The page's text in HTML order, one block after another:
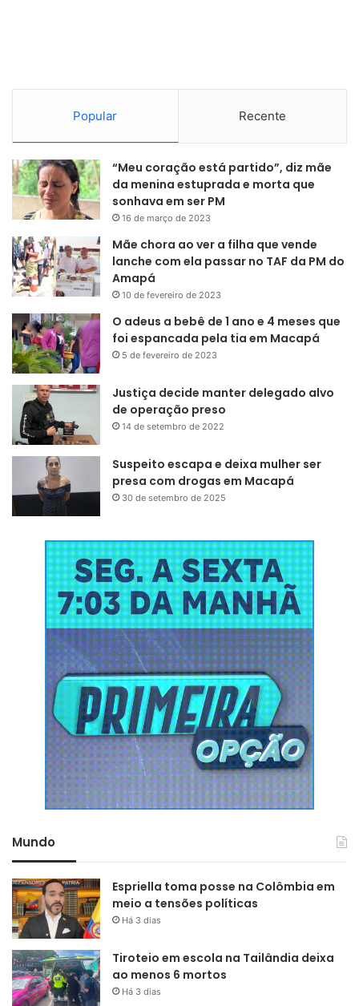
providências necessárias para apurar responsabilidades
prisão do presidente Luiz Inácio Lula da Silva pode ser
chamada de um dos maiores erros judiciários da história
do país.
Para o ministro, centenas de acordos de leniências e de
delações premiadas foram celebrados como meios
ilegítimos de levar inocentes à prisão.
“Delações essas que caem por
terra, dia após dia. Tal conluio e
parcialidade demonstram, a não
mais poder, que houve uma
verdadeira conspiração com o
objetivo de colocar um inocente
como tendo cometido crimes
jamais por ele praticados. Esse
vasto apanhado indica que a
parcialidade do juízo da 13ª Vara
todos os limites e, com certeza,
contamina diversos outros
procedimentos”.
Esse material já foi declarado nulo pela Segunda Turma do
STF. Em fevereiro de 2022, por maioria, o colegiado
Popular Recente
“Meu coração está partido”, diz mãe
da menina estuprada e morta que
sonhava em ser PM
16 de março de 2023
Mãe chora ao ver a filha que vende
lanche com ela passar no TAF da PM do
Amapá
10 de fevereiro de 2023
O adeus a bebê de 1 ano e 4 meses que
foi espancada pela tia em Macapá
5 de fevereiro de 2023
Justiça decide manter delegado alvo
de operação preso
14 de setembro de 2022
Suspeito escapa e deixa mulher ser
presa com drogas em Macapá
30 de setembro de 2025
Mundo
Espriella toma posse na Colômbia em
meio a tensões políticas
Há 3 dias
Tiroteio em escola na Tailândia deixa
ao menos 6 mortos
Há 3 dias